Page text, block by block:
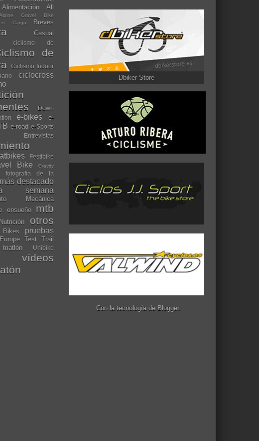
Dbiker Store
Con la tecnología de Blogger.
Alimentación
All
Gravel Bike
Cargo Breves
Casual
ciclismo de
de
Ciclismo Indoor
ciclocross
Down
e-bikes
e-
e-road e-Sports
Entrevistas
Festibike
Bike Gravity
fotografía de la
más destacado
Mecánica
ensueño
mtb
Nutrición otros
Bikes pruebas
Test Trail
triatlón Unibike
vídeos